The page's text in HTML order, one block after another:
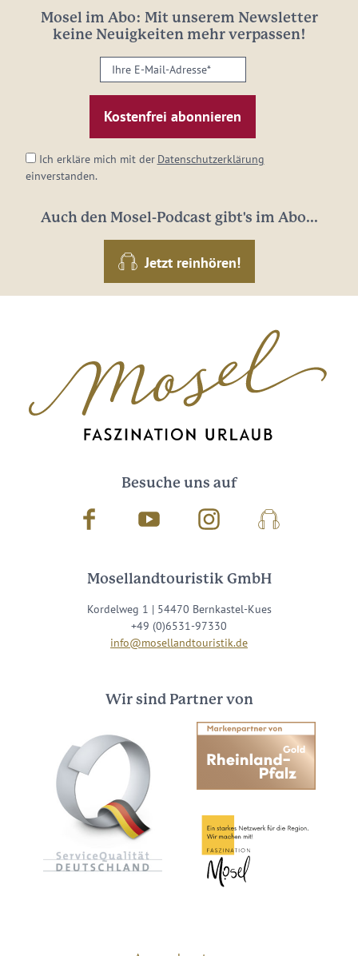
Mosel im Abo: Mit unserem Newsletter
keine Neuigkeiten mehr verpassen!
Ihre
E-
Mail-
Adresse:
Ich erkläre mich mit der Datenschutzerklärung
einverstanden.
Auch den Mosel-Podcast gibt's im Abo...
Jetzt reinhören!
Besuche uns auf
Facebook Youtube InstagramPodcast
Mosellandtouristik GmbH
Kordelweg 1 | 54470 Bernkastel-Kues
+49 (0)6531-97330
info@mosellandtouristik.de
Wir sind Partner von